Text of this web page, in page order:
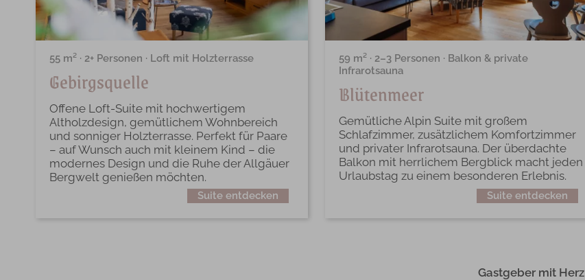
55 m² · 2+ Personen · Loft mit Holzterrasse
Gebirgsquelle
Offene Loft-Suite mit hochwertigem
Altholzdesign, gemütlichem Wohnbereich
und sonniger Holzterrasse. Perfekt für Paare
– auf Wunsch auch mit kleinem Kind – die
modernes Design und die Ruhe der Allgäuer
Bergwelt genießen möchten.
Suite entdecken
59 m² · 2–3 Personen · Balkon & private
Infrarotsauna
Blütenmeer
Gemütliche Alpin Suite mit großem
Schlafzimmer, zusätzlichem Komfortzimmer
und privater Infrarotsauna. Der überdachte
Balkon mit herrlichem Bergblick macht jeden
Urlaubstag zu einem besonderen Erlebnis.
Suite entdecken
Gastgeber mit Herz